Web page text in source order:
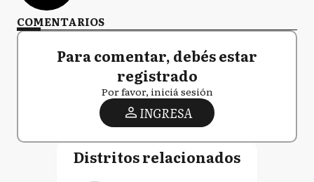
COMENTARIOS
Para comentar, debés estar
registrado
Por favor, iniciá sesión
INGRESA
Distritos relacionados